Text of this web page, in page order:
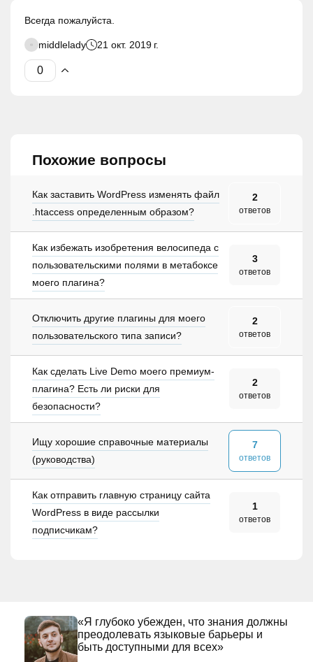
Всегда пожалуйста.
middlelady 21 окт. 2019 г.
Похожие вопросы
Как заставить WordPress изменять файл
.htaccess определенным образом?
2
ответов
Как избежать изобретения велосипеда с
пользовательскими полями в метабоксе
моего плагина?
3
ответов
Отключить другие плагины для моего
пользовательского типа записи?
2
ответов
Как сделать Live Demo моего премиум-
плагина? Есть ли риски для
безопасности?
2
ответов
Ищу хорошие справочные материалы
(руководства)
7
ответов
Как отправить главную страницу сайта
WordPress в виде рассылки
подписчикам?
1
ответов
«Я глубоко убежден, что знания должны
преодолевать языковые барьеры и
быть доступными для всех»